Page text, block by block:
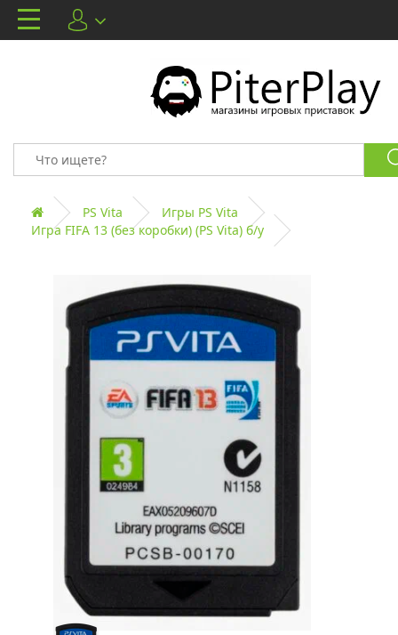
PS Vita
Игры PS Vita
Игра FIFA 13 (без коробки) (PS Vita) б/у